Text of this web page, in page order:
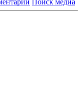
Поиск медиа